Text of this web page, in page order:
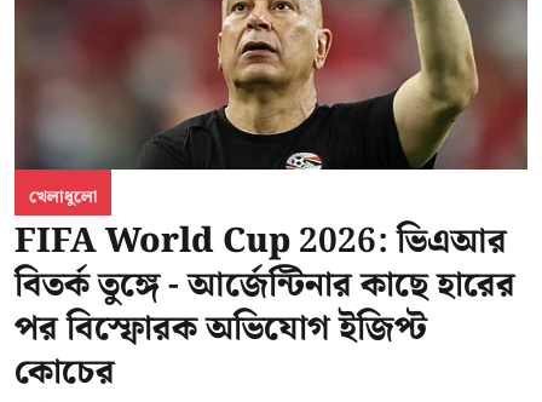
খেলাধুলো
FIFA World Cup 2026: ভিএআর
বিতর্ক তুঙ্গে - আর্জেন্টিনার কাছে হারের
পর বিস্ফোরক অভিযোগ ইজিপ্ট
কোচের